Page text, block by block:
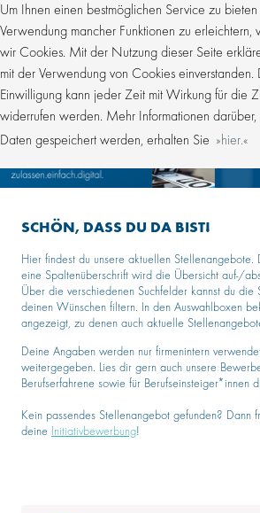
Um Ihnen einen bestmöglichen Service zu
Verwendung mancher Funktionen zu erleichtern,
wir Cookies. Mit der Nutzung dieser Seite
mit der Verwendung von Cookies einverstanden.
Einwilligung kann jeder Zeit mit Wirkung für die
widerrufen werden. Mehr Informationen
Daten gespeichert werden, erhalten Sie
hier.
SCHÖN, DASS DU DA BIST!
Hier findest du unsere aktuellen Stellenangebote.
eine Spaltenüberschrift wird die Übersicht auf-/
Über die verschiedenen Suchfelder kannst du die
deinen Wünschen filtern. In den Auswahlboxen
angezeigt, zu denen auch aktuelle
Deine Angaben werden nur firmenintern
weitergegeben. Lies dir gern auch unsere
Berufserfahrene sowie für Berufseinsteiger*innen
Kein passendes Stellenangebot gefunden? Dann
deine
Initiativbewerbung!